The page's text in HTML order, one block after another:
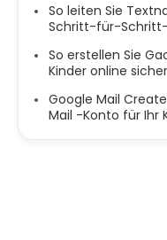
So leiten Sie
Schritt-für-
So erstellen Sie
Kinder online sicher
Google Mail
Mail -Konto für Ihr